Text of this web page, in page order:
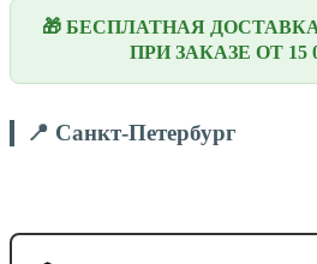
🎁 БЕСПЛАТНАЯ
ПРИ ЗАКАЗЕ ОТ 15
📍 Санкт-Петербург